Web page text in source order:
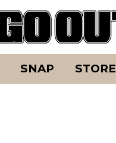
SNAP STORE